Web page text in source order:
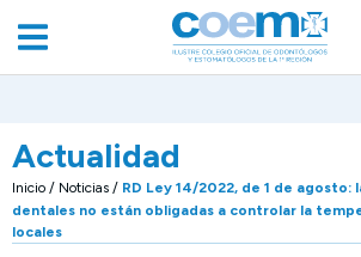
Actualidad
Inicio / Noticias / RD Ley 14/2022, de 1 de agosto:
dentales no están obligadas a controlar la
locales